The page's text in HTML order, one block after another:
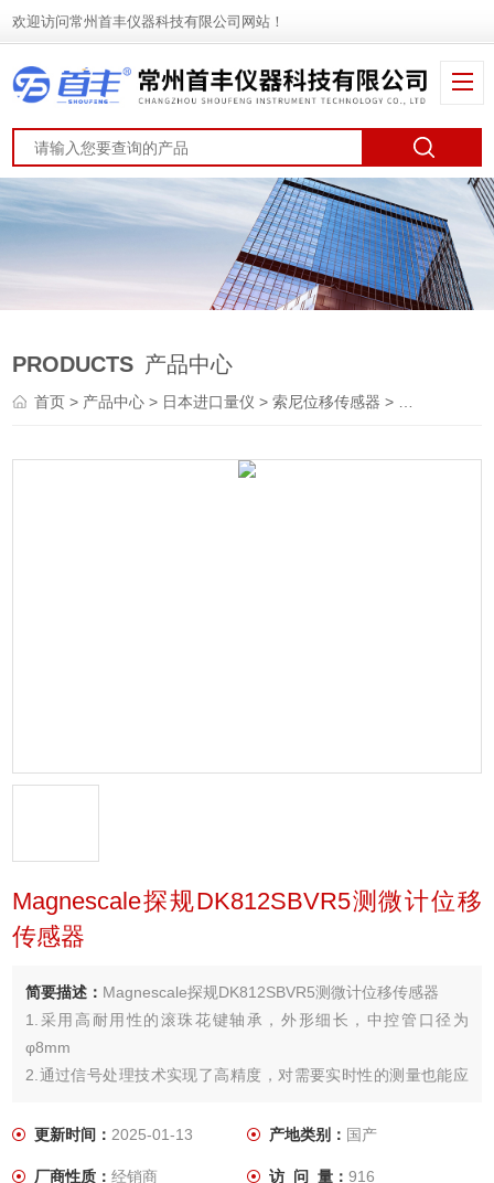
欢迎访问常州首丰仪器科技有限公司网站！
PRODUCTS 产品中心
首页> 产品中心 > 日本进口量仪 >索尼位移传感器 > Magnescale探规DK812SBVR5测微计位移传感器
Magnescale探规DK812SBVR5测微计位移
传感器
简要描述： Magnescale探规DK812SBVR5测微计位移传感器
1.采用高耐用性的滚珠花键轴承，外形细长，中控管口径为
φ8mm
2.通过信号处理技术实现了高精度，对需要实时性的测量也能应
更新时间：2025-01-13 产地类别： 国产
厂商性质：经销商 访 问 量： 916